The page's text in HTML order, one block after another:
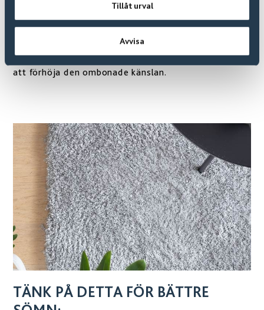
Tillåt urval
Avvisa
stearinljus, men var noga med att släcka innan du
somnar!
Välj lampskärmar i tyg eller annat mjukt material för
att förhöja den ombonade känslan.
TÄNK PÅ DETTA FÖR BÄTTRE